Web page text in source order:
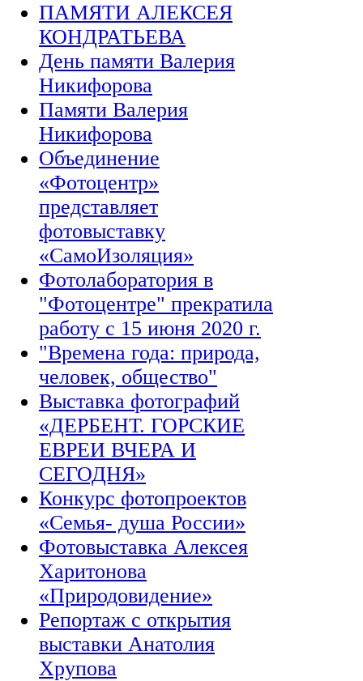
ПАМЯТИ АЛЕКСЕЯ
КОНДРАТЬЕВА
День памяти Валерия
Никифорова
Памяти Валерия
Никифорова
Объединение
«Фотоцентр»
представляет
фотовыставку
«СамоИзоляция»
Фотолаборатория в
"Фотоцентре" прекратила
работу с 15 июня 2020 г.
"Времена года: природа,
человек, общество"
Выставка фотографий
«ДЕРБЕНТ. ГОРСКИЕ
ЕВРЕИ ВЧЕРА И
СЕГОДНЯ»
Конкурс фотопроектов
«Семья- душа России»
Фотовыставка Алексея
Харитонова
«Природовидение»
Репортаж с открытия
выставки Анатолия
Хрупова